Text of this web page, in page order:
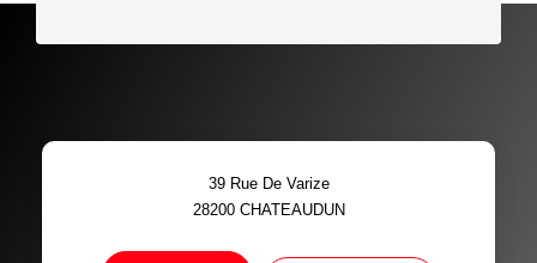
39 Rue De Varize
28200 CHATEAUDUN